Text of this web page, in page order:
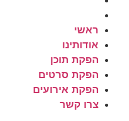
ראשי
אודותינו
הפקת תוכן
הפקת סרטים
הפקת אירועים
צרו קשר